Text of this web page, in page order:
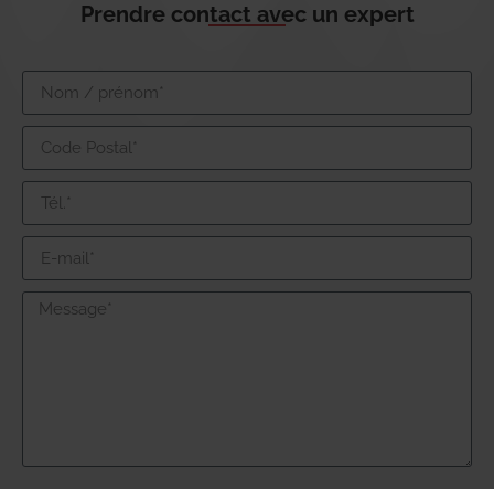
Prendre contact avec un expert